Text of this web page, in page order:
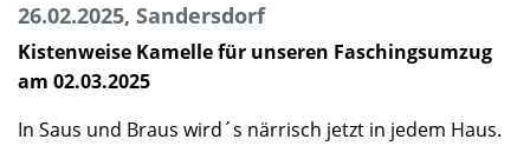
26.02.2025, Sandersdorf
Kistenweise Kamelle für unseren Faschingsumzug
am 02.03.2025
In Saus und Braus wird´s närrisch jetzt in jedem Haus.